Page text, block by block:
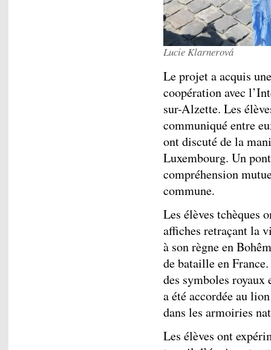
Lucie Klarnerová
Le projet a acquis
coopération avec
sur-Alzette. Les
communiqué entre
ont discuté de la
Luxembourg. Un
compréhension
commune.
Les élèves tchèques
affiches retraçant la
à son règne en
de bataille en
des symboles
a été accordée au
dans les armoiries
Les élèves ont